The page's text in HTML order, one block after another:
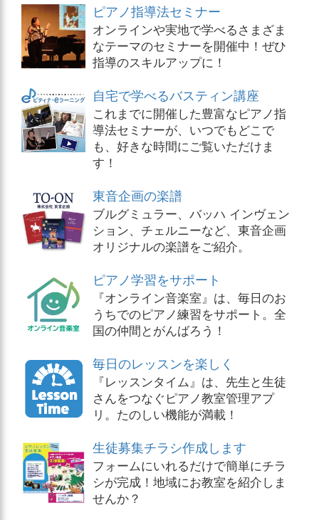
ピアノ指導法セミナー
オンラインや実地で学べるさまざま
なテーマのセミナーを開催中！ぜひ
指導のスキルアップに！
自宅で学べるバスティン講座
これまでに開催した豊富なピアノ指
導法セミナーが、いつでもどこで
も、好きな時間にご覧いただけま
す！
東音企画の楽譜
ブルグミュラー、バッハ インヴェン
ション、チェルニーなど、東音企画
オリジナルの楽譜をご紹介。
ピアノ学習をサポート
『オンライン音楽室』は、毎日のお
うちでのピアノ練習をサポート。全
国の仲間とがんばろう！
毎日のレッスンを楽しく
『レッスンタイム』は、先生と生徒
さんをつなぐピアノ教室管理アプ
リ。たのしい機能が満載！
生徒募集チラシ作成します
フォームにいれるだけで簡単にチラ
シが完成！地域にお教室を紹介しま
せんか？